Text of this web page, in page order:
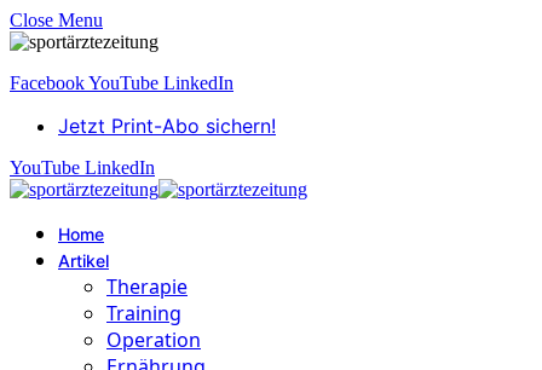
Close Menu
FacebookYouTube LinkedIn
Jetzt Print-Abo sichern!
YouTube LinkedIn
Home
Artikel
Therapie
Training
Operation